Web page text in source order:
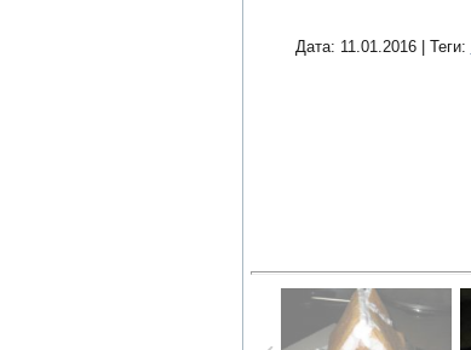
Дата: 11.01.2016 | Теги: